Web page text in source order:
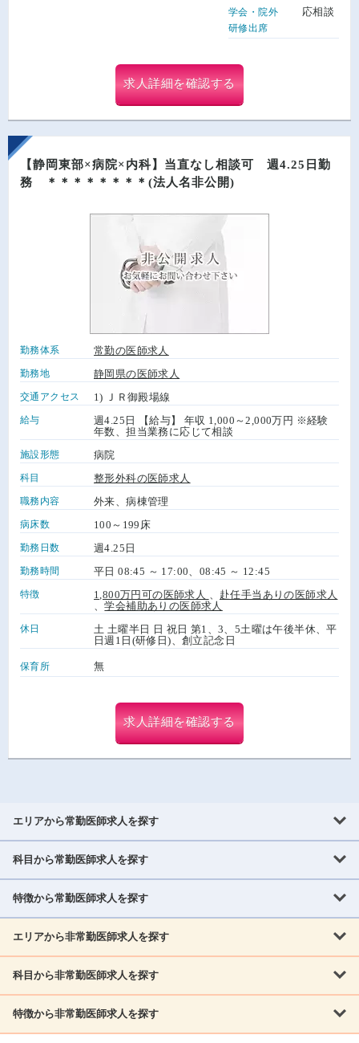
学会・院外
研修出席
応相談
求人詳細を確認する
【静岡東部×病院×内科】当直なし相談可 週4.25日勤
務 ＊＊＊＊＊＊＊＊(法人名非公開)
勤務体系 常勤の医師求人
勤務地 静岡県の医師求人
交通アクセス 1) ＪＲ御殿場線
給与
週4.25日 【給与】 年収 1,000～2,000万円 ※経験
年数、担当業務に応じて相談
施設形態 病院
科目 整形外科の医師求人
職務内容 外来、病棟管理
病床数 100～199床
勤務日数 週4.25日
勤務時間 平日 08:45 ～ 17:00、08:45 ～ 12:45
特徴 1,800万円可の医師求人
赴任手当ありの医師求人
、学会補助ありの医師求人
休日
土 土曜半日 日 祝日 第1、3、5土曜は午後半休、平
日週1日(研修日)、創立記念日
保育所 無
求人詳細を確認する
エリアから常勤医師求人を探す
北海道・東北
北海道 青森県 岩手県
茨城県 栃木県 群馬県
神奈川県 山梨県
北信越
科目から常勤医師求人を探す
内科系
消化器科 呼吸器科
リウマチ科 外科 消化器外科
脳神経外科 乳腺外科 泌尿器科 整形外科 形成外科
特徴から常勤医師求人を探す
救急対応なし 女性医師歓迎
施設長募集 年齢不問 外来のみ
エリアから非常勤医師求人を探す
北海道・東北
北海道 青森県 岩手県
科目から非常勤医師求人を探す
内科系
特徴から非常勤医師求人を探す